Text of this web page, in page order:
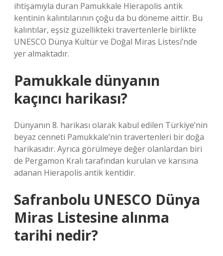
ihtişamıyla duran Pamukkale Hierapolis antik
kentinin kalıntılarının çoğu da bu döneme aittir. Bu
kalıntılar, eşsiz güzellikteki travertenlerle birlikte
UNESCO Dünya Kültür ve Doğal Miras Listesi’nde
yer almaktadır.
Pamukkale dünyanın
kaçıncı harikası?
Dünyanın 8. harikası olarak kabul edilen Türkiye’nin
beyaz cenneti Pamukkale’nin travertenleri bir doğa
harikasıdır. Ayrıca görülmeye değer olanlardan biri
de Pergamon Kralı tarafından kurulan ve karısına
adanan Hierapolis antik kentidir.
Safranbolu UNESCO Dünya
Miras Listesine alınma
tarihi nedir?